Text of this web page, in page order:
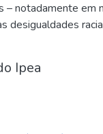
– notadamente em
desigualdades
Ipea